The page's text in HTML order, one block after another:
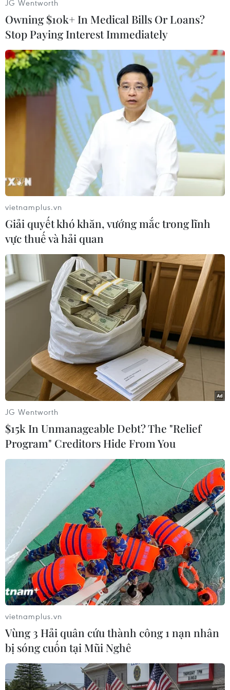
Ông cho biết hai bên đã thảo luận các vấn đề
hợp táctoàn diện song phương, trước hết trong
lĩnh vực công nghiệp quốcphòng./.
(TTXVN)
#Nga #Belarus #Hợp tác #Kinh tế
Belarus
Nga
Theo dõi VietnamPlus
TIN CÙNG CHUYÊN MỤC
Iceland trước cuộc trưng cầu ý dân
về nối lại đàm phán gia nhập EU
08/08/2026 07:54
Italy bác tối hậu thư của Tây Ban Nha
về kiểm soát biên giới
08/08/2026 07:27
EU triển khai mạng vệ tinh riêng,
củng cố chủ quyền số
08/08/2026 04:15
Liên hợp quốc kêu gọi chấm dứt tấn
công dân thường trong xung đột
JG Wentworth
Owning $10k+ In Medical Bills Or Loans?
Stop Paying Interest Immediately
vietnamplus.vn
Giải quyết khó khăn, vướng mắc trong lĩnh
vực thuế và hải quan
JG Wentworth
$15k In Unmanageable Debt? The "Relief
Program" Creditors Hide From You
vietnamplus.vn
Vùng 3 Hải quân cứu thành công 1 nạn nhân
bị sóng cuốn tại Mũi Nghê